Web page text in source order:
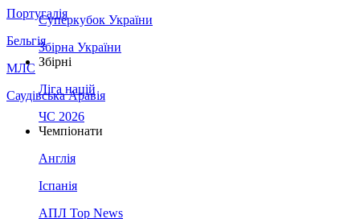
Португалія
Бельгія
МЛС
Саудівська Аравія
Суперкубок України
Збірна України
Збірні
Ліга націй
ЧС 2026
Чемпіонати
Англія
Іспанія
АПЛ Top News